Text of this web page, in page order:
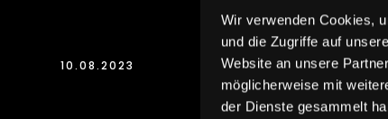
Wir verwenden Cookies,
und die Zugriffe auf
Website an unsere
möglicherweise mit
der Dienste gesammelt
10.08.2023